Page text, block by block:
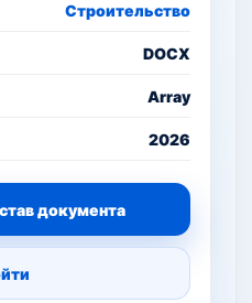
Строительство
DOCX
Array
2026
документа